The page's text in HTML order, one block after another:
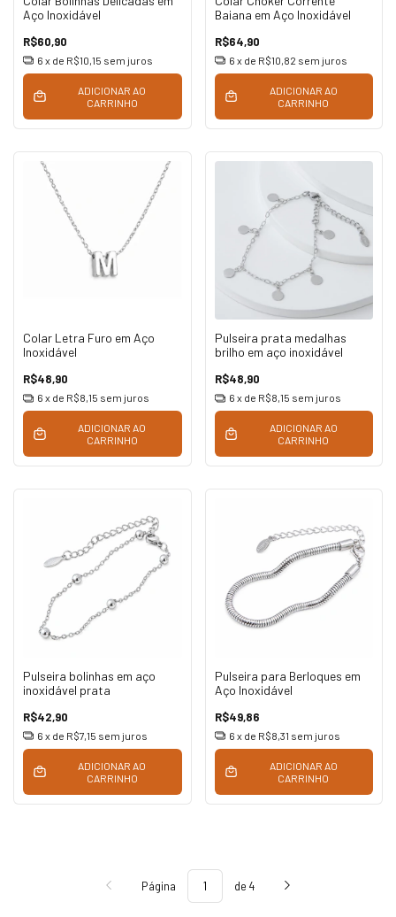
Aço Inoxidável
R$60,90
6 x de R$10,15 sem juros
ADICIONAR AO
CARRINHO
Baiana em Aço Inoxidável
R$64,90
6 x de R$10,82 sem juros
ADICIONAR AO
CARRINHO
Colar Letra Furo em Aço
Inoxidável
R$48,90
6 x de R$8,15 sem juros
ADICIONAR AO
CARRINHO
Pulseira prata medalhas
brilho em aço inoxidável
R$48,90
6 x de R$8,15 sem juros
ADICIONAR AO
CARRINHO
Pulseira bolinhas em aço
inoxidável prata
R$42,90
6 x de R$7,15 sem juros
ADICIONAR AO
CARRINHO
Pulseira para Berloques em
Aço Inoxidável
R$49,86
6 x de R$8,31 sem juros
ADICIONAR AO
CARRINHO
Página de 4